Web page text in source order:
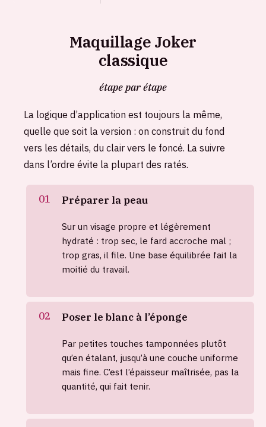
Maquillage Joker
classique
étape par étape
La logique d’application est toujours la même,
quelle que soit la version : on construit du fond
vers les détails, du clair vers le foncé. La suivre
dans l’ordre évite la plupart des ratés.
Préparer la peau
Sur un visage propre et légèrement
hydraté : trop sec, le fard accroche mal ;
trop gras, il file. Une base équilibrée fait la
moitié du travail.
Poser le blanc à l’éponge
Par petites touches tamponnées plutôt
qu’en étalant, jusqu’à une couche uniforme
mais fine. C’est l’épaisseur maîtrisée, pas la
quantité, qui fait tenir.